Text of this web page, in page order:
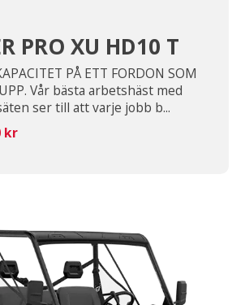
PRO XU HD10 T
PÅ ETT FORDON SOM
Vår bästa arbetshäst med
ser till att varje jobb b...
kr